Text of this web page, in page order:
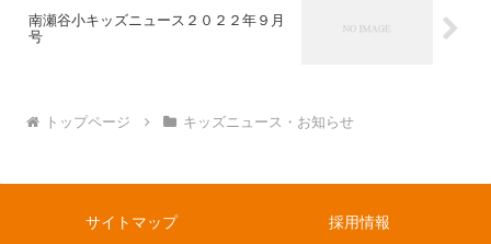
南瀬谷小キッズニュース２０２２年９月
号
トップページ キッズニュース・お知らせ
サイトマップ
採用情報